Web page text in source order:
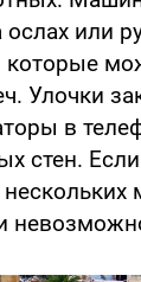
или
которые
Улочки
в
стен.